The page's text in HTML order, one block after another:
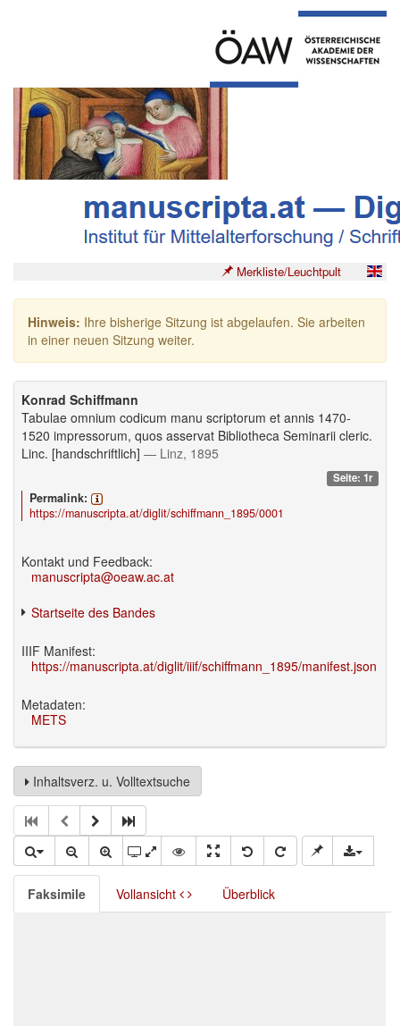
Merkliste/Leuchtpult
Hinweis: Ihre bisherige Sitzung ist abgelaufen. Sie arbeiten
in einer neuen Sitzung weiter.
Konrad Schiffmann
Tabulae omnium codicum manu scriptorum et annis 1470-
1520 impressorum, quos asservat Bibliotheca Seminarii cleric.
Linc. [handschriftlich] — Linz, 1895
Seite: 1r
Permalink:
https://manuscripta.at/diglit/schiffmann_1895/0001
Kontakt und Feedback:
manuscripta@oeaw.ac.at
Startseite des Bandes
IIIF Manifest:
https://manuscripta.at/diglit/iiif/schiffmann_1895/manifest.json
Metadaten:
METS
Inhaltsverz. u. Volltextsuche
Faksimile Vollansicht Überblick